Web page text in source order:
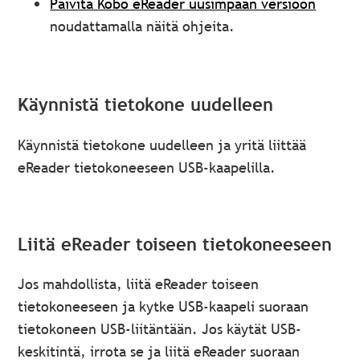
Päivitä Kobo eReader uusimpaan versioon
noudattamalla näitä ohjeita.
Käynnistä tietokone uudelleen
Käynnistä tietokone uudelleen ja yritä liittää
eReader tietokoneeseen USB-kaapelilla.
Liitä eReader toiseen tietokoneeseen
Jos mahdollista, liitä eReader toiseen
tietokoneeseen ja kytke USB-kaapeli suoraan
tietokoneen USB-liitäntään. Jos käytät USB-
keskitintä, irrota se ja liitä eReader suoraan